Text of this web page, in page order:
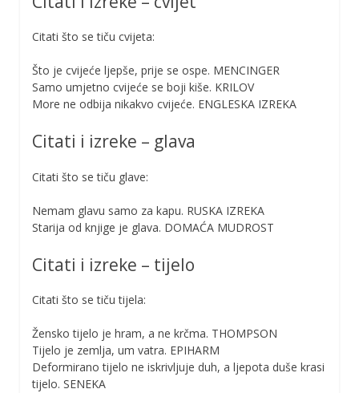
Citati što se tiču cvijeta:
Što je cvijeće ljepše, prije se ospe. MENCINGER
Samo umjetno cvijeće se boji kiše. KRILOV
More ne odbija nikakvo cvijeće. ENGLESKA IZREKA
Citati i izreke – glava
Citati što se tiču glave:
Nemam glavu samo za kapu. RUSKA IZREKA
Starija od knjige je glava. DOMAĆA MUDROST
Citati i izreke – tijelo
Citati što se tiču tijela:
Žensko tijelo je hram, a ne krčma. THOMPSON
Tijelo je zemlja, um vatra. EPIHARM
Deformirano tijelo ne iskrivljuje duh, a ljepota duše krasi
tijelo. SENEKA